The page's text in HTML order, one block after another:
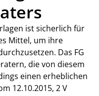
ist sicherlich für
Mittel, um ihre
Das FG
die von diesem
einen erheblichen
12.10.2015, 2 V